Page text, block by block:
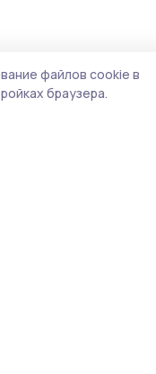
файлов cookie в
браузера.